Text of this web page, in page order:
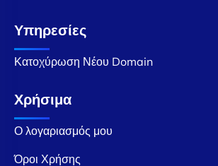
Υπηρεσίες
Κατοχύρωση Νέου Domain
Χρήσιμα
Ο λογαριασμός μου
Όροι Χρήσης